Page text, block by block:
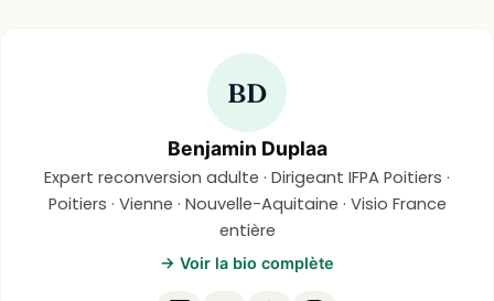
BD
Benjamin Duplaa
Expert reconversion adulte · Dirigeant IFPA Poitiers ·
Poitiers · Vienne · Nouvelle-Aquitaine · Visio France
entière
→ Voir la bio complète